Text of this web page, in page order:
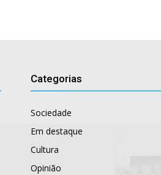
Categorias
Sociedade
Em destaque
Cultura
Opinião